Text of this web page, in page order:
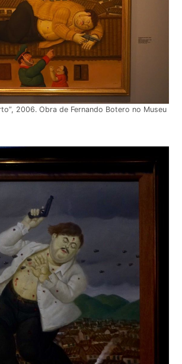
2006. Obra de Fernando Botero no Museu